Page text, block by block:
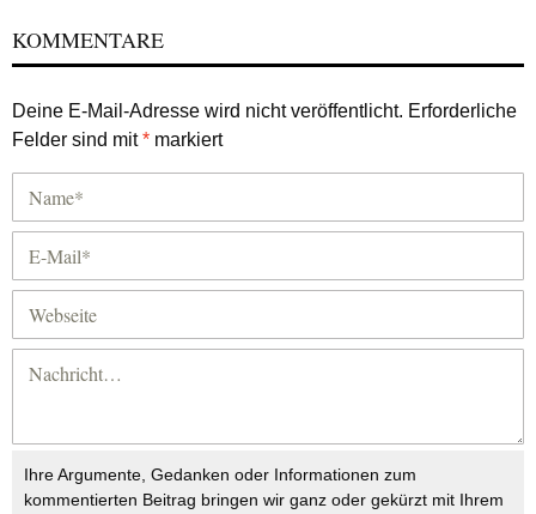
KOMMENTARE
Deine E-Mail-Adresse wird nicht veröffentlicht. Erforderliche
Felder sind mit* markiert
Ihre Argumente, Gedanken oder Informationen zum
kommentierten Beitrag bringen wir ganz oder gekürzt mit Ihrem